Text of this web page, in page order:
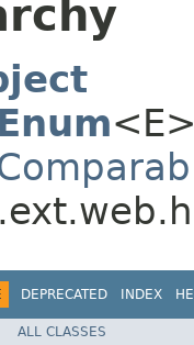
Enum
DEPRECATED INDEX
ALL CLASSES